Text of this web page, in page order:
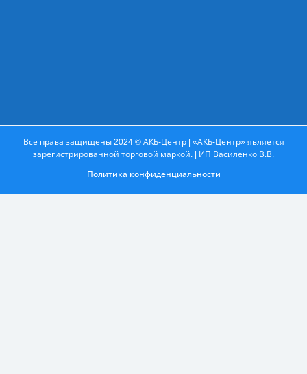
Все права защищены 2024 © АКБ-Центр | «АКБ-Центр» является
зарегистрированной торговой маркой. | ИП Василенко В.В.
Политика конфиденциальности